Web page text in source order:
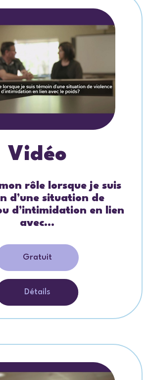
Vidéo
rôle lorsque je suis
d’une situation de
d’intimidation en lien
avec...
Gratuit
Détails